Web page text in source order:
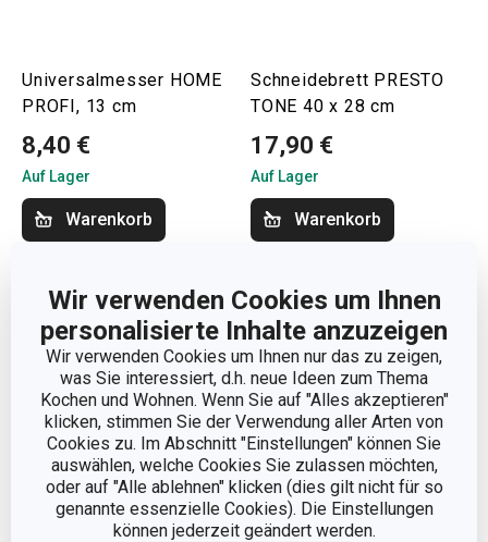
Wir verwenden Cookies um Ihnen
personalisierte Inhalte anzuzeigen
Wir verwenden Cookies um Ihnen nur das zu zeigen,
was Sie interessiert, d.h. neue Ideen zum Thema
Kochen und Wohnen. Wenn Sie auf "Alles akzeptieren"
klicken, stimmen Sie der Verwendung aller Arten von
Cookies zu. Im Abschnitt "Einstellungen" können Sie
auswählen, welche Cookies Sie zulassen möchten,
oder auf "Alle ablehnen" klicken (dies gilt nicht für so
genannte essenzielle Cookies). Die Einstellungen
können jederzeit geändert werden.
Universalmesser HOME
PROFI, 13 cm
8,40 €
Auf Lager
Warenkorb
Schneidebrett PRESTO
TONE 40 x 28 cm
17,90 €
Auf Lager
Warenkorb